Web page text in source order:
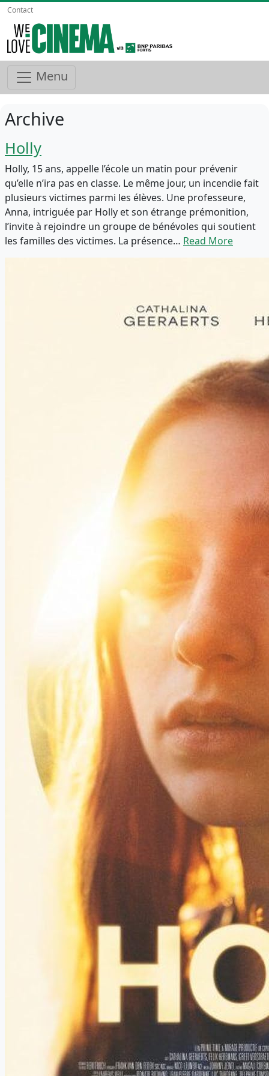
Contact
Menu
Archive
Holly
Holly, 15 ans, appelle l’école un matin pour prévenir
qu’elle n’ira pas en classe. Le même jour, un incendie fait
plusieurs victimes parmi les élèves. Une professeure,
Anna, intriguée par Holly et son étrange prémonition,
l’invite à rejoindre un groupe de bénévoles qui soutient
les familles des victimes. La présence… Read More